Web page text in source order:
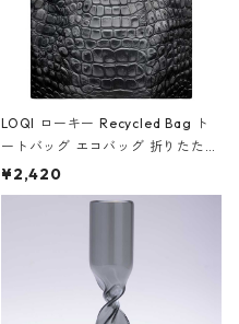
LOQI ローキー Recycled Bag ト
ートバッグ エコバッグ 折りたたみ
大きめ 撥水加工 収納ポーチ CRO
CODILE/Black クロコダイル/ブラ
¥2,420